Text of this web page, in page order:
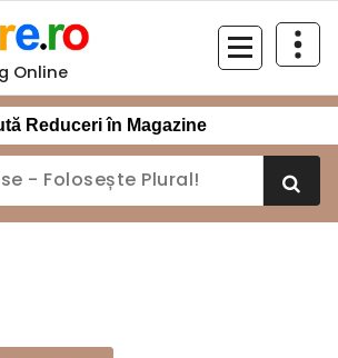
Online
Reduceri în Magazine